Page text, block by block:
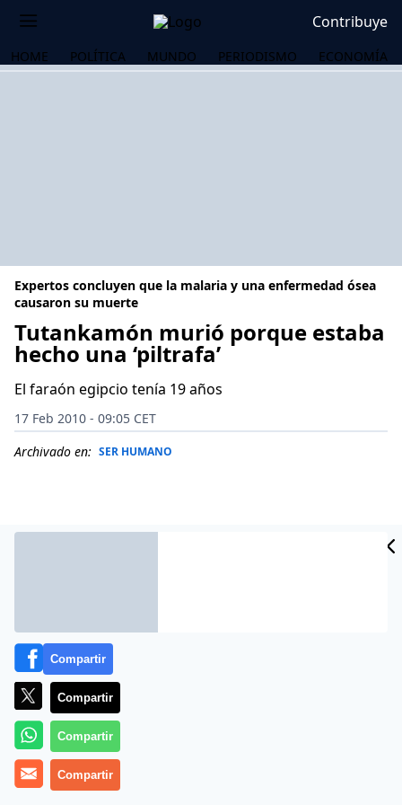
Contribuye
HOME POLÍTICA MUNDO PERIODISMO ECONOMÍA
Expertos concluyen que la malaria y una enfermedad ósea
causaron su muerte
Tutankamón murió porque estaba
hecho una ‘piltrafa’
El faraón egipcio tenía 19 años
17 Feb 2010 - 09:05 CET
Archivado en: SER HUMANO
Más información
Compartir
Compartir
Compartir
Compartir